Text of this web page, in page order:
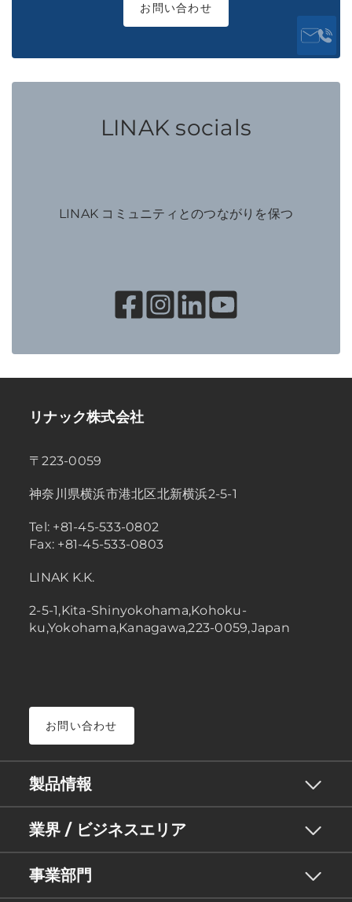
お問い合わせ
LINAK socials
LINAK コミュニティとのつながりを保つ
リナック株式会社
〒223-0059
神奈川県横浜市港北区北新横浜2-5-1
Tel: +81-45-533-0802
Fax: +81-45-533-0803
LINAK K.K.
2-5-1,Kita-Shinyokohama,Kohoku-
ku,Yokohama,Kanagawa,223-0059,Japan
お問い合わせ
製品情報
業界 / ビジネスエリア
事業部門